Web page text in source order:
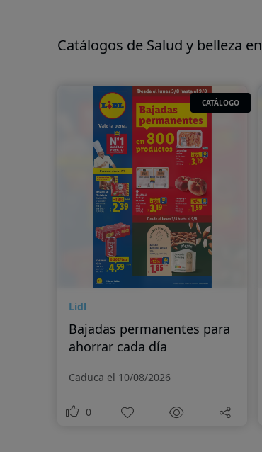
Catálogos de Salud y belleza en
CATÁLOGO
Lidl
Bajadas permanentes para
ahorrar cada día
Caduca el 10/08/2026
0